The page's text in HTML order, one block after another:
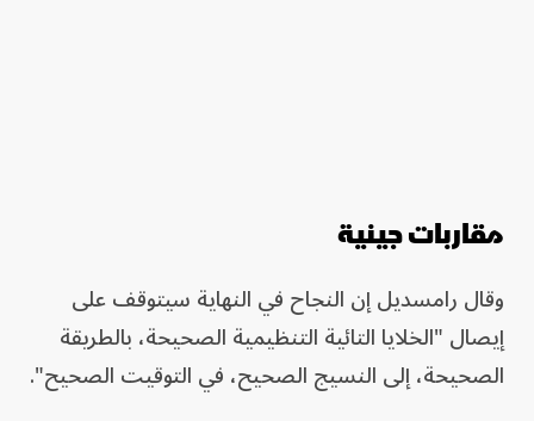
مقاربات جينية
وقال رامسديل إن النجاح في النهاية سيتوقف على
إيصال "الخلايا التائية التنظيمية الصحيحة، بالطريقة
الصحيحة، إلى النسيج الصحيح، في التوقيت الصحيح".